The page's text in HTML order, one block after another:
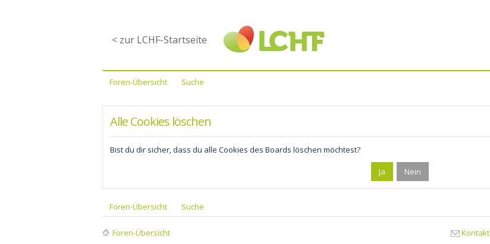
< zur LCHF-Startseite
Foren-Übersicht Suche
Alle Cookies löschen
Bist du dir sicher, dass du alle Cookies des Boards löschen möchtest?
Foren-Übersicht Suche
Foren-Übersicht Kontakt